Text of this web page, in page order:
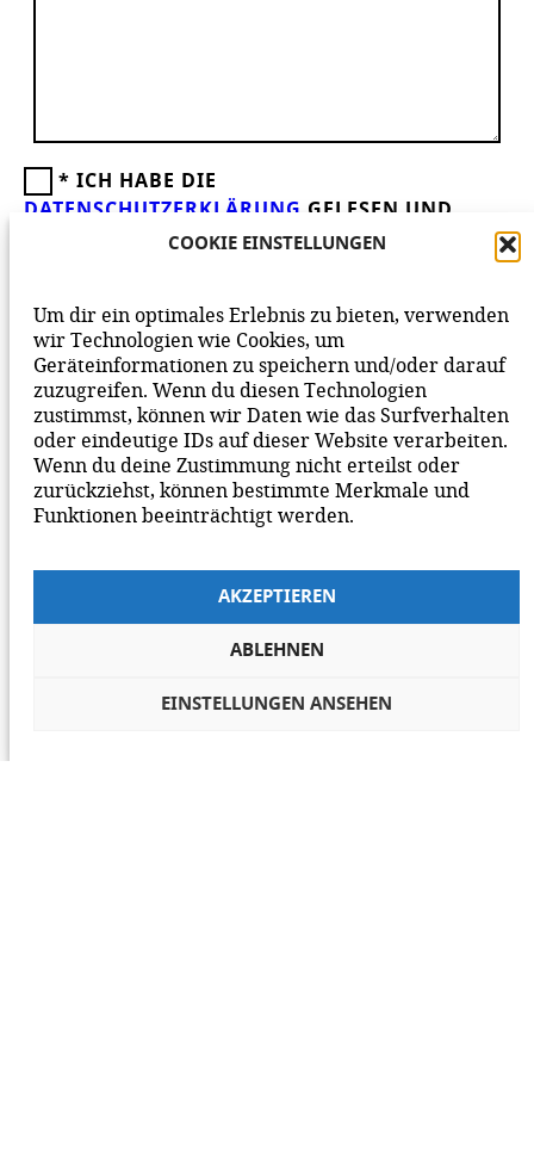
COOKIE EINSTELLUNGEN
Um dir ein optimales Erlebnis zu bieten, verwenden
wir Technologien wie Cookies, um
Geräteinformationen zu speichern und/oder darauf
zuzugreifen. Wenn du diesen Technologien
zustimmst, können wir Daten wie das Surfverhalten
oder eindeutige IDs auf dieser Website verarbeiten.
Wenn du deine Zustimmung nicht erteilst oder
zurückziehst, können bestimmte Merkmale und
Funktionen beeinträchtigt werden.
AKZEPTIEREN
ABLEHNEN
EINSTELLUNGEN ANSEHEN
* ICH HABE DIE
DATENSCHUTZERKLÄRUNG GELESEN UND
AKZEPTIERE DIESE.WIR FREUEN UNS ÜBER
MITEINANDER AUF UNSERER SEITE.